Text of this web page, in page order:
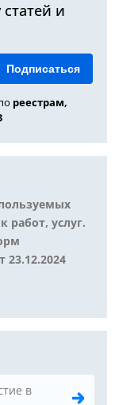
и
Подписаться
реестрам,
работ, услуг.
23.12.2024
в